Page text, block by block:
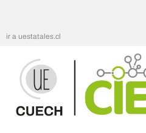
ir a uestatales.cl